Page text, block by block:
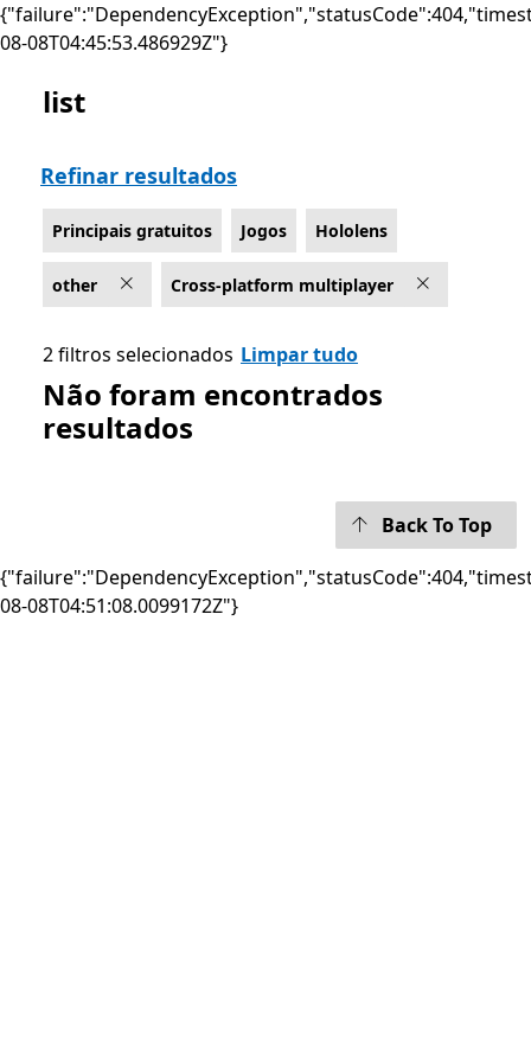
08-08T04:45:53.486929Z"}
List Microsoft.com
list
Refinar resultados
Principais gratuitos Jogos Hololens
other Cross-platform multiplayer
2 filtros selecionados Limpar tudo
Não foram encontrados
resultados
Back To Top
08-08T04:51:08.0099172Z"}